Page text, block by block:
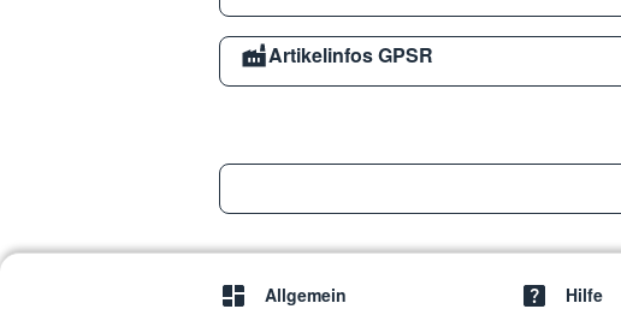
Artikelinfos GPSR
Allgemein
Hilfe